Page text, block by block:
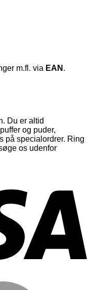
m.fl. via EAN .
Du er altid
og puder,
på specialordrer. Ring
os udenfor